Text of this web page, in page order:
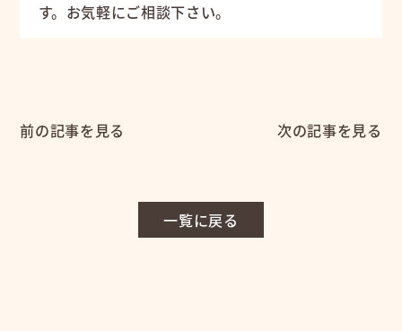
す。お気軽にご相談下さい。
前の記事を見る
一覧に戻る
次の記事を見る